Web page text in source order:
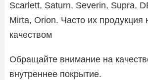
Scarlett, Saturn, Severin, Supra,
Mirta, Orion. Часто их продукция
качеством
Обращайте внимание на
внутреннее покрытие.